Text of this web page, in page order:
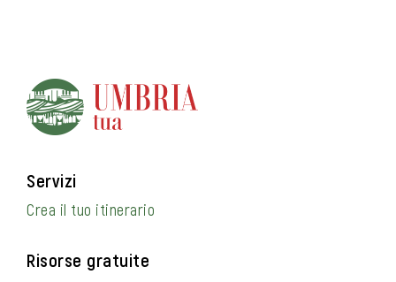
Servizi
Crea il tuo itinerario
Risorse gratuite